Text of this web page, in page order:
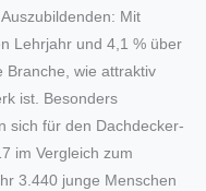
Mit
Lehrjahr und 4,1 % über
Branche, wie attraktiv
ist. Besonders
sich für den Dachdecker-
im Vergleich zum
3.440 junge Menschen